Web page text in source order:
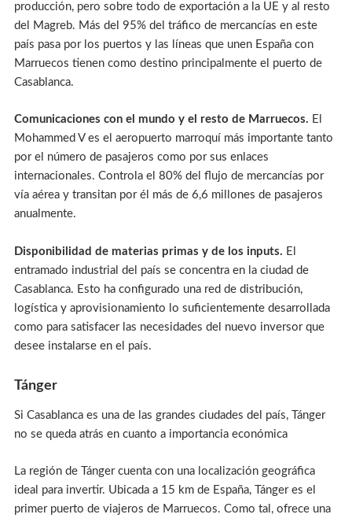
producción, pero sobre todo de exportación a la UE y al resto
del Magreb. Más del 95% del tráfico de mercancías en este
país pasa por los puertos y las líneas que unen España con
Marruecos tienen como destino principalmente el puerto de
Casablanca.
Comunicaciones con el mundo y el resto de Marruecos. El
Mohammed V es el aeropuerto marroquí más importante tanto
por el número de pasajeros como por sus enlaces
internacionales. Controla el 80% del flujo de mercancías por
vía aérea y transitan por él más de 6,6 millones de pasajeros
anualmente.
Disponibilidad de materias primas y de los inputs. El
entramado industrial del país se concentra en la ciudad de
Casablanca. Esto ha configurado una red de distribución,
logística y aprovisionamiento lo suficientemente desarrollada
como para satisfacer las necesidades del nuevo inversor que
desee instalarse en el país.
Tánger
Si Casablanca es una de las grandes ciudades del país, Tánger
no se queda atrás en cuanto a importancia económica
La región de Tánger cuenta con una localización geográfica
ideal para invertir. Ubicada a 15 km de España, Tánger es el
primer puerto de viajeros de Marruecos. Como tal, ofrece una